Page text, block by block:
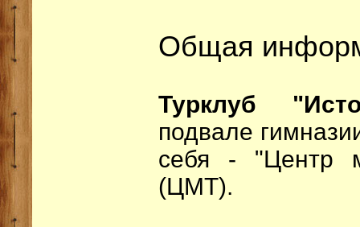
Общая
Турклуб
подвале
себя - "Центр
(ЦМТ).